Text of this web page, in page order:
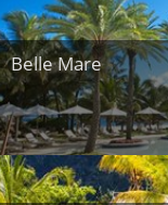
Belle Mare